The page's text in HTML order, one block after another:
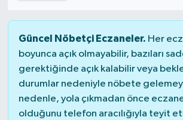
Güncel Nöbetçi Eczaneler. Her
boyunca açık olmayabilir, bazıları
gerektiğinde açık kalabilir veya
durumlar nedeniyle nöbete
nedenle, yola çıkmadan önce
olduğunu telefon aracılığıyla teyit